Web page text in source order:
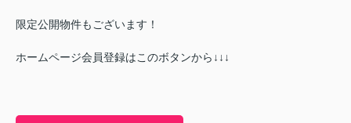
限定公開物件もございます！
ホームページ会員登録はこのボタンから↓↓↓